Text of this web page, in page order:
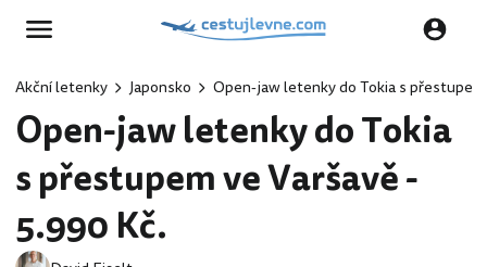
Akční letenky Japonsko Open-jaw letenky do Tokia s
Open-jaw letenky do Tokia
s přestupem ve Varšavě -
5.990 Kč.